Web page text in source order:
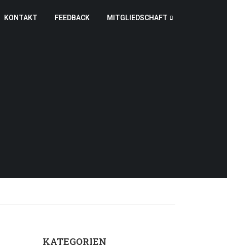
KONTAKT FEEDBACK MITGLIEDSCHAFT
KATEGORIEN